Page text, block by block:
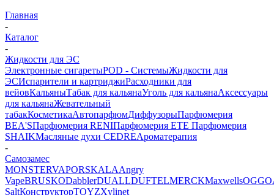
Главная
-
Каталог
-
Жидкости для ЭС
Электронные сигаретыPOD - СистемыЖидкости для
ЭСИспарители и картриджиРасходники для
вейовКальяныТабак для кальянаУголь для кальянаАксессуары
для кальянаЖевательный
табакКосметикаАвтопарфюмДиффузорыПарфюмерия
BEA'SПарфюмерия RENIПарфюмерия ETE Парфюмерия
SHAIKМасляные духи CEDREАроматерапия
-
Самозамес
MONSTERVAPORSKALAAngry
VapeBRUSKODabblerDUALLDUFTELMERCKMaxwellsOGGO
SaltКонструкторTOYZXylinet